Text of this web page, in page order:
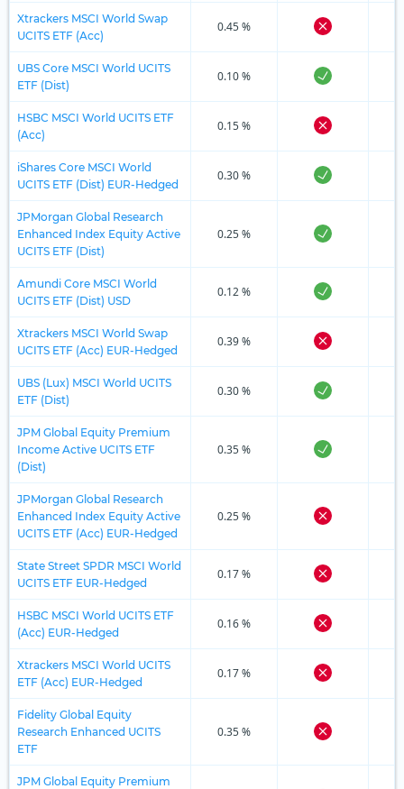
Xtrackers MSCI World Swap
UCITS ETF (Acc)
0.45 %
UBS Core MSCI World UCITS
ETF (Dist)
0.10 %
HSBC MSCI World UCITS ETF
(Acc)
0.15 %
iShares Core MSCI World
UCITS ETF (Dist) EUR-Hedged
0.30 %
JPMorgan Global Research
Enhanced Index Equity Active
UCITS ETF (Dist)
0.25 %
Amundi Core MSCI World
UCITS ETF (Dist) USD
0.12 %
Xtrackers MSCI World Swap
UCITS ETF (Acc) EUR-Hedged
0.39 %
UBS (Lux) MSCI World UCITS
ETF (Dist)
0.30 %
JPM Global Equity Premium
Income Active UCITS ETF
(Dist)
0.35 %
JPMorgan Global Research
Enhanced Index Equity Active
UCITS ETF (Acc) EUR-Hedged
0.25 %
State Street SPDR MSCI World
UCITS ETF EUR-Hedged
0.17 %
HSBC MSCI World UCITS ETF
(Acc) EUR-Hedged
0.16 %
Xtrackers MSCI World UCITS
ETF (Acc) EUR-Hedged
0.17 %
Fidelity Global Equity
Research Enhanced UCITS
ETF
0.35 %
JPM Global Equity Premium